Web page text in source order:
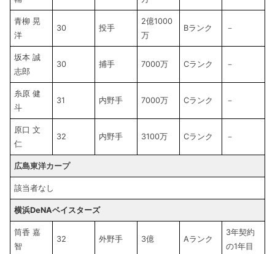
青柳 晃
洋
30 投手
2億1000
万
Bランク －
坂本 誠
志郎
30 捕手 7000万 Cランク －
糸原 健
斗
31 内野手 7000万 Cランク －
原口 文
仁
32 内野手 3100万 Cランク －
広島東洋カープ
該当者なし
横浜DeNAベイスターズ
筒香 嘉
智
32 外野手 3億 Aランク
3年契約
の1年目